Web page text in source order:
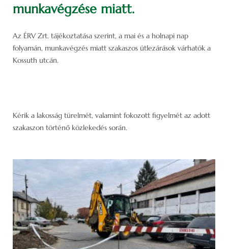
munkavégzése miatt.
Az ÉRV Zrt. tájékoztatása szerint, a mai és a holnapi nap
folyamán, munkavégzés miatt szakaszos útlezárások várhatók a
Kossuth utcán.
Kérik a lakosság türelmét, valamint fokozott figyelmét az adott
szakaszon történő közlekedés során.